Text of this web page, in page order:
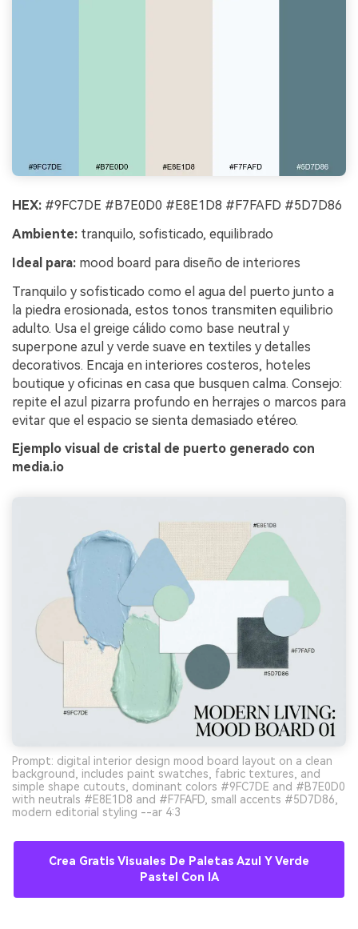
HEX: #9FC7DE #B7E0D0 #E8E1D8 #F7FAFD #5D7D86
Ambiente: tranquilo, sofisticado, equilibrado
Ideal para: mood board para diseño de interiores
Tranquilo y sofisticado como el agua del puerto junto a
la piedra erosionada, estos tonos transmiten equilibrio
adulto. Usa el greige cálido como base neutral y
superpone azul y verde suave en textiles y detalles
decorativos. Encaja en interiores costeros, hoteles
boutique y oficinas en casa que busquen calma. Consejo:
repite el azul pizarra profundo en herrajes o marcos para
evitar que el espacio se sienta demasiado etéreo.
Ejemplo visual de cristal de puerto generado con
media.io
Prompt: digital interior design mood board layout on a clean
background, includes paint swatches, fabric textures, and
simple shape cutouts, dominant colors #9FC7DE and #B7E0D0
with neutrals #E8E1D8 and #F7FAFD, small accents #5D7D86,
modern editorial styling --ar 4:3
Crea Gratis Visuales De Paletas Azul Y Verde
Pastel Con IA